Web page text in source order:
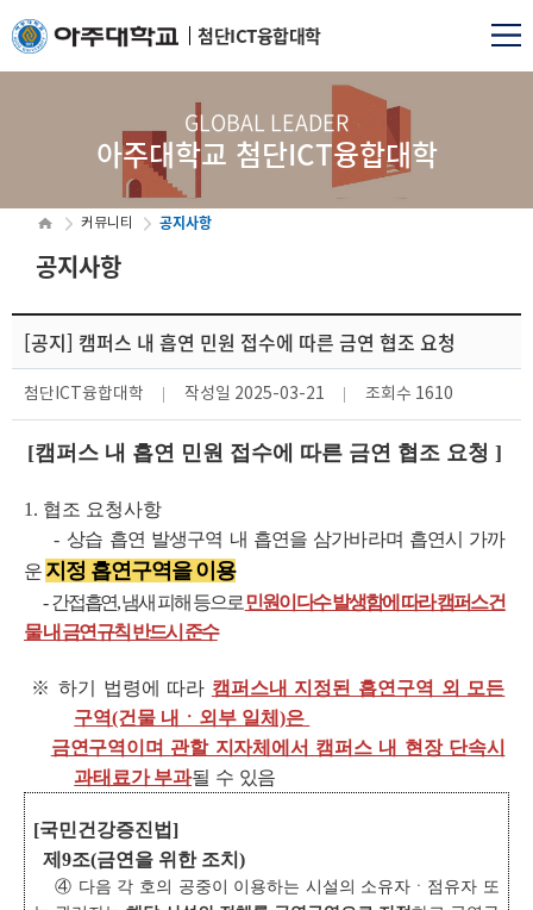
첨단ICT융합대학
GLOBAL LEADER
아주대학교 첨단ICT융합대학
커뮤니티 공지사항
공지사항
[공지] 캠퍼스 내 흡연 민원 접수에 따른 금연 협조 요청
첨단ICT융합대학 작성일 2025-03-21 조회수 1610
[캠퍼스 내 흡연 민원 접수에 따른 금연 협조 요청 ]
1. 협조 요청사항
- 상습 흡연 발생구역 내 흡연을 삼가바라며 흡연시 가까
운 지정 흡연구역을 이용
-간접흡연, 냄새 피해 등으로 민원이 다수 발생함에 따라 캠퍼스 건
물 내 금연 규칙 반드시 준수
※ 하기 법령에 따라 캠퍼스내 지정된 흡연구역 외 모든
구역(건물 내ㆍ외부 일체)은
금연구역이며 관할 지자체에서 캠퍼스 내 현장 단속시
과태료가 부과될 수 있음
[국민건강증진법]
제9조(금연을 위한 조치)
④ 다음 각 호의 공중이 이용하는 시설의 소유자ㆍ점유자 또